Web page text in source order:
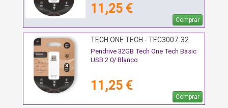
11,25 €
Comprar
TECH ONE TECH - TEC3007-32
Pendrive 32GB Tech One Tech Basic
USB 2.0/ Blanco
11,25 €
Comprar